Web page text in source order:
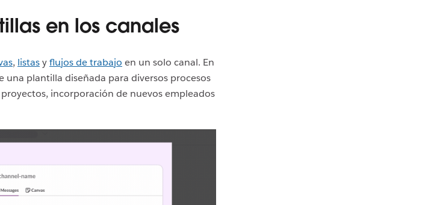
en los canales
, listasyflujos de trabajo en un solo canal. En
una plantilla diseñada para diversos procesos
incorporación de nuevos empleados